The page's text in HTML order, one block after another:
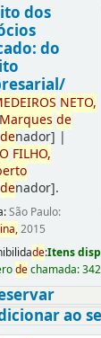
dos
do
DEIROS NETO,
Marques de
denador] |
FILHO,
denador].
São Paulo:
2015
de:Itens
dechamada:
ao